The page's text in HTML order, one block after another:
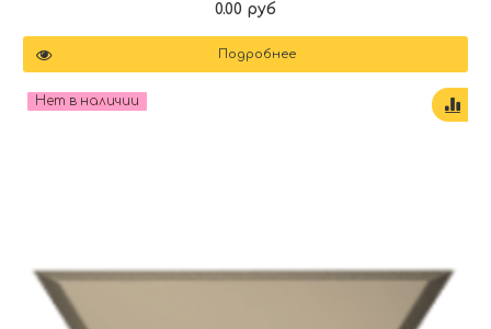
0.00 руб
Подробнее
Нет в наличии